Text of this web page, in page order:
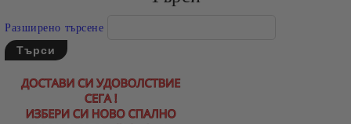
Разширено търсене